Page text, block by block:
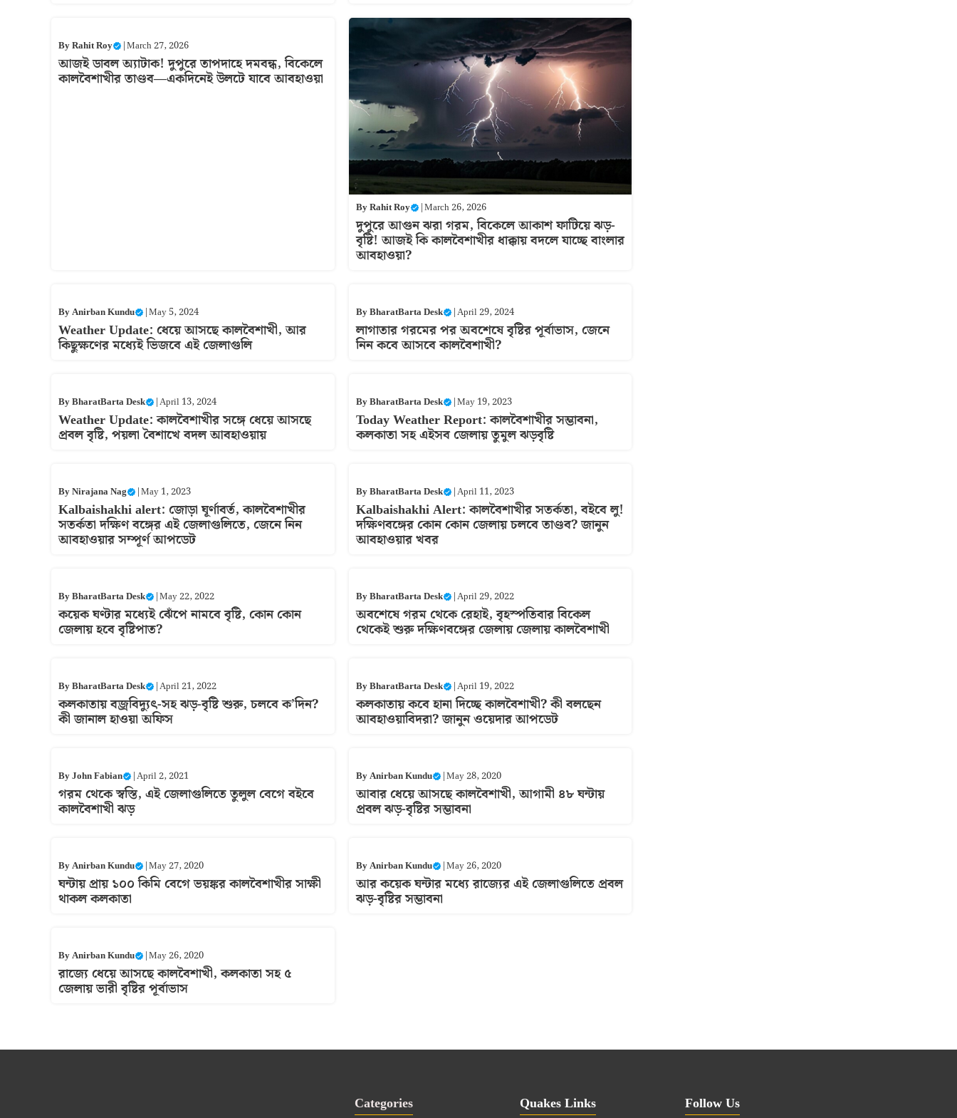
ByRahit Roy |March 27, 2026
আজই ডাবল অ্যাটাক! দুপুরে তাপদাহে দমবন্ধ, বিকেলে
কালবৈশাখীর তাণ্ডব—একদিনেই উলটে যাবে আবহাওয়া
ByRahit Roy |March 26, 2026
দুপুরে আগুন ঝরা গরম, বিকেলে আকাশ ফাটিয়ে ঝড়-
বৃষ্টি! আজই কি কালবৈশাখীর ধাক্কায় বদলে যাচ্ছে বাংলার
আবহাওয়া?
ByAnirban Kundu |May 5, 2024
Weather Update: ধেয়ে আসছে কালবৈশাখী, আর
কিছুক্ষণের মধ্যেই ভিজবে এই জেলাগুলি
ByBharatBarta Desk |April 29, 2024
লাগাতার গরমের পর অবশেষে বৃষ্টির পূর্বাভাস, জেনে
নিন কবে আসবে কালবৈশাখী?
ByBharatBarta Desk |April 13, 2024
Weather Update: কালবৈশাখীর সঙ্গে ধেয়ে আসছে
প্রবল বৃষ্টি, পয়লা বৈশাখে বদল আবহাওয়ায়
ByBharatBarta Desk |May 19, 2023
Today Weather Report: কালবৈশাখীর সম্ভাবনা,
কলকাতা সহ এইসব জেলায় তুমুল ঝড়বৃষ্টি
ByNirajana Nag |May 1, 2023
Kalbaishakhi alert: জোড়া ঘূর্ণাবর্ত, কালবৈশাখীর
সতর্কতা দক্ষিণ বঙ্গের এই জেলাগুলিতে, জেনে নিন
আবহাওয়ার সম্পূর্ণ আপডেট
ByBharatBarta Desk |April 11, 2023
Kalbaishakhi Alert: কালবৈশাখীর সতর্কতা, বইবে লু!
দক্ষিণবঙ্গের কোন কোন জেলায় চলবে তাণ্ডব? জানুন
আবহাওয়ার খবর
ByBharatBarta Desk |May 22, 2022
কয়েক ঘণ্টার মধ্যেই ঝেঁপে নামবে বৃষ্টি, কোন কোন
জেলায় হবে বৃষ্টিপাত?
ByBharatBarta Desk |April 29, 2022
অবশেষে গরম থেকে রেহাই, বৃহস্পতিবার বিকেল
থেকেই শুরু দক্ষিণবঙ্গের জেলায় জেলায় কালবৈশাখী
ByBharatBarta Desk |April 21, 2022
কলকাতায় বজ্রবিদ্যুৎ-সহ ঝড়-বৃষ্টি শুরু, চলবে ক’দিন?
কী জানাল হাওয়া অফিস
ByBharatBarta Desk |April 19, 2022
কলকাতায় কবে হানা দিচ্ছে কালবৈশাখী? কী বলছেন
আবহাওয়াবিদরা? জানুন ওয়েদার আপডেট
ByJohn Fabian |April 2, 2021
গরম থেকে স্বস্তি, এই জেলাগুলিতে তুলুল বেগে বইবে
কালবৈশাখী ঝড়
ByAnirban Kundu |May 28, 2020
আবার ধেয়ে আসছে কালবৈশাখী, আগামী ৪৮ ঘন্টায়
প্রবল ঝড়-বৃষ্টির সম্ভাবনা
ByAnirban Kundu |May 27, 2020
ঘন্টায় প্রায় ১০০ কিমি বেগে ভয়ঙ্কর কালবৈশাখীর সাক্ষী
থাকল কলকাতা
ByAnirban Kundu |May 26, 2020
আর কয়েক ঘন্টার মধ্যে রাজ্যের এই জেলাগুলিতে প্রবল
ঝড়-বৃষ্টির সম্ভাবনা
ByAnirban Kundu |May 26, 2020
রাজ্যে ধেয়ে আসছে কালবৈশাখী, কলকাতা সহ ৫
জেলায় ভারী বৃষ্টির পূর্বাভাস
Categories Quakes Links Follow Us